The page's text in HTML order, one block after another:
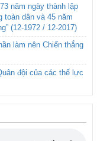
năm ngày thành lập
toàn dân và 45 năm
(12-1972 / 12-2017)
làm nên Chiến thắng
đội của các thế lực